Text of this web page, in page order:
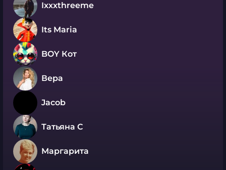
Ixxxthreeme
Its Maria
BOY Кот
Вера
Jacob
Татьяна С
Маргарита